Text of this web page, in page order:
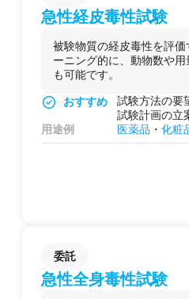
急性経皮毒性試験
被験物質の経皮毒性を評
ーニング的に、動物数や
も可能です。
おすすめ
試験方法の要
試験計画の立
用途例
医薬品 ・化粧
委託
急性全身毒性試験